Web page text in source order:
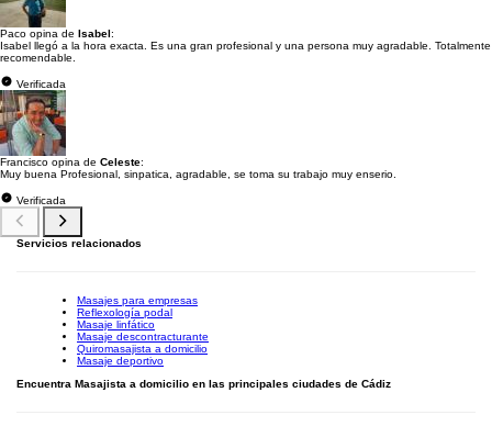
Paco opina de Isabel:
Isabel llegó a la hora exacta. Es una gran profesional y una persona muy agradable. Totalmente
recomendable.
Verificada
Francisco opina de Celeste:
Muy buena Profesional, sinpatica, agradable, se toma su trabajo muy enserio.
Verificada
Servicios relacionados
Masajes para empresas
Reflexología podal
Masaje linfático
Masaje descontracturante
Quiromasajista a domicilio
Masaje deportivo
Encuentra Masajista a domicilio en las principales ciudades de Cádiz